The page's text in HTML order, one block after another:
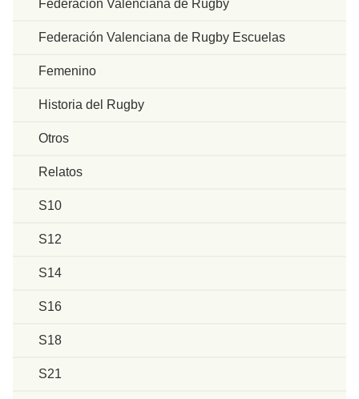
Federación Valenciana de Rugby
Federación Valenciana de Rugby Escuelas
Femenino
Historia del Rugby
Otros
Relatos
S10
S12
S14
S16
S18
S21